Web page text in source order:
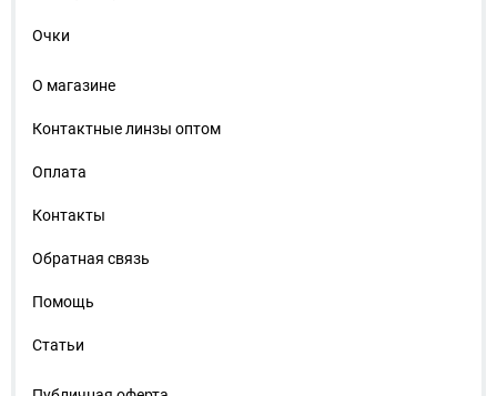
Очки
О магазине
Контактные линзы оптом
Оплата
Контакты
Обратная связь
Помощь
Статьи